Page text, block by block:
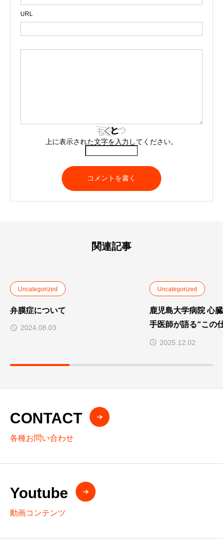
URL
上に表示された文字を入力してください。
関連記事
Uncategorized
弁膜症について
2024.08.03
Uncategorized
鹿児島大学病院 心
手医師が語る“この
アル”2025.12.02
CONTACT
各種お問い合わせ
Youtube
動画コンテンツ